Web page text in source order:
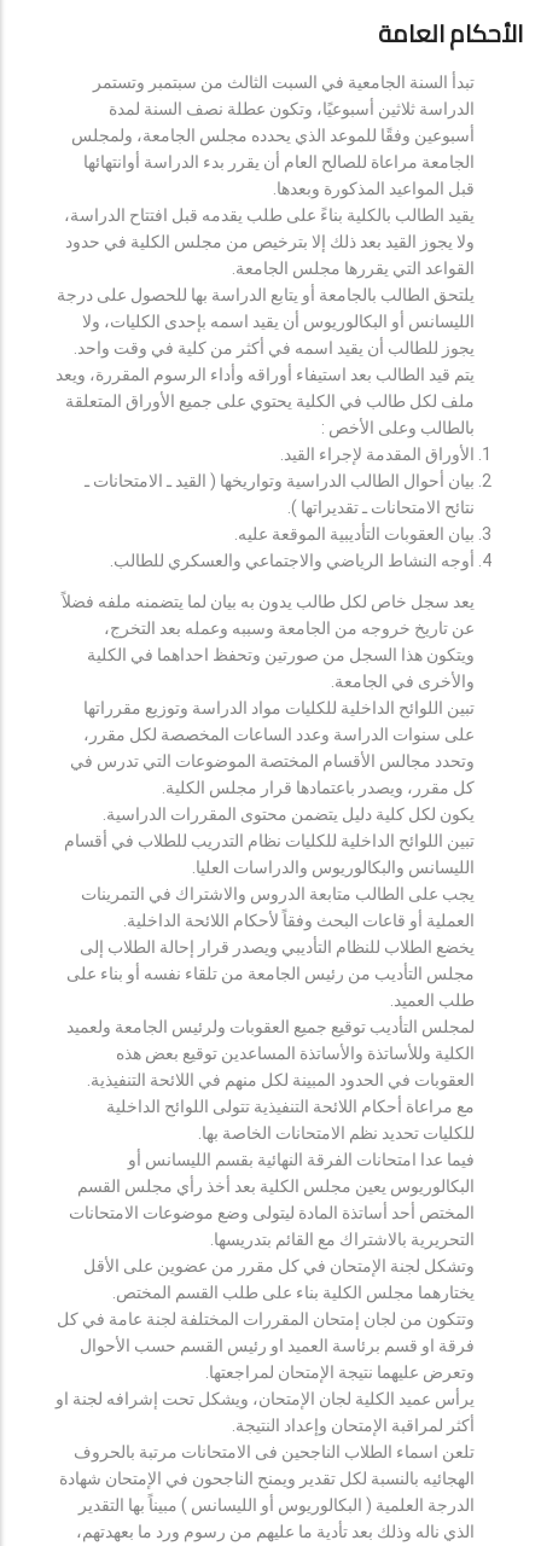
الأحكام العامة
تبدأ السنة الجامعية في السبت الثالث من سبتمبر وتستمر
الدراسة ثلاثين أسبوعيًا، وتكون عطلة نصف السنة لمدة
أسبوعين وفقًا للموعد الذي يحدده مجلس الجامعة، ولمجلس
الجامعة مراعاة للصالح العام أن يقرر بدء الدراسة أوانتهائها
قبل المواعيد المذكورة وبعدها.
يقيد الطالب بالكلية بناءً على طلب يقدمه قبل افتتاح الدراسة،
ولا يجوز القيد بعد ذلك إلا بترخيص من مجلس الكلية في حدود
القواعد التي يقررها مجلس الجامعة.
يلتحق الطالب بالجامعة أو يتابع الدراسة بها للحصول على درجة
الليسانس أو البكالوريوس أن يقيد اسمه بإحدى الكليات، ولا
يجوز للطالب أن يقيد اسمه في أكثر من كلية في وقت واحد.
يتم قيد الطالب بعد استيفاء أوراقه وأداء الرسوم المقررة، ويعد
ملف لكل طالب في الكلية يحتوي على جميع الأوراق المتعلقة
بالطالب وعلى الأخص :
الأوراق المقدمة لإجراء القيد.
بيان أحوال الطالب الدراسية وتواريخها ( القيد ـ الامتحانات ـ
نتائح الامتحانات ـ تقديراتها ).
بيان العقوبات التأديبية الموقعة عليه.
أوجه النشاط الرياضي والاجتماعي والعسكري للطالب.
يعد سجل خاص لكل طالب يدون به بيان لما يتضمنه ملفه فضلاً
عن تاريخ خروجه من الجامعة وسببه وعمله بعد التخرج،
ويتكون هذا السجل من صورتين وتحفظ احداهما في الكلية
والأخرى في الجامعة.
تبين اللوائح الداخلية للكليات مواد الدراسة وتوزيع مقرراتها
على سنوات الدراسة وعدد الساعات المخصصة لكل مقرر،
وتحدد مجالس الأقسام المختصة الموضوعات التي تدرس في
كل مقرر، ويصدر باعتمادها قرار مجلس الكلية.
يكون لكل كلية دليل يتضمن محتوى المقررات الدراسية.
تبين اللوائح الداخلية للكليات نظام التدريب للطلاب في أقسام
الليسانس والبكالوريوس والدراسات العليا.
يجب على الطالب متابعة الدروس والاشتراك في التمرينات
العملية أو قاعات البحث وفقاً لأحكام اللائحة الداخلية.
يخضع الطلاب للنظام التأديبي ويصدر قرار إحالة الطلاب إلى
مجلس التأديب من رئيس الجامعة من تلقاء نفسه أو بناء على
طلب العميد.
لمجلس التأديب توقيع جميع العقوبات ولرئيس الجامعة ولعميد
الكلية وللأساتذة والأساتذة المساعدين توقيع بعض هذه
العقوبات في الحدود المبينة لكل منهم في اللائحة التنفيذية.
مع مراعاة أحكام اللائحة التنفيذية تتولى اللوائح الداخلية
للكليات تحديد نظم الامتحانات الخاصة بها.
فيما عدا امتحانات الفرقة النهائية بقسم الليسانس أو
البكالوريوس يعين مجلس الكلية بعد أخذ رأي مجلس القسم
المختص أحد أساتذة المادة ليتولى وضع موضوعات الامتحانات
التحريرية بالاشتراك مع القائم بتدريسها.
وتشكل لجنة الإمتحان في كل مقرر من عضوين على الأقل
يختارهما مجلس الكلية بناء على طلب القسم المختص.
وتتكون من لجان إمتحان المقررات المختلفة لجنة عامة في كل
فرقة او قسم برئاسة العميد او رئيس القسم حسب الأحوال
وتعرض عليهما نتيجة الإمتحان لمراجعتها.
يرأس عميد الكلية لجان الإمتحان، ويشكل تحت إشرافه لجنة او
أكثر لمراقبة الإمتحان وإعداد النتيجة.
تلعن اسماء الطلاب الناجحين فى الامتحانات مرتبة بالحروف
الهجائيه بالنسبة لكل تقدير ويمنح الناجحون في الإمتحان شهادة
الدرجة العلمية ( البكالوريوس أو الليسانس ) مبيناً بها التقدير
الذي ناله وذلك بعد تأدية ما عليهم من رسوم ورد ما بعهدتهم،